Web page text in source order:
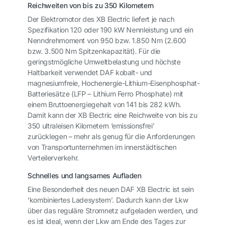
Reichweiten von bis zu 350 Kilometern
Der Elektromotor des XB Electric liefert je nach
Spezifikation 120 oder 190 kW Nennleistung und ein
Nenndrehmoment von 950 bzw. 1.850 Nm (2.600
bzw. 3.500 Nm Spitzenkapazität). Für die
geringstmögliche Umweltbelastung und höchste
Haltbarkeit verwendet DAF kobalt- und
magnesiumfreie, Hochenergie-Lithium-Eisenphosphat-
Batteriesätze (LFP – Lithium Ferro Phosphate) mit
einem Bruttoenergiegehalt von 141 bis 282 kWh.
Damit kann der XB Electric eine Reichweite von bis zu
350 ultraleisen Kilometern ‘emissionsfrei’
zurücklegen – mehr als genug für die Anforderungen
von Transportunternehmen im innerstädtischen
Verteilerverkehr.
Schnelles und langsames Aufladen
Eine Besonderheit des neuen DAF XB Electric ist sein
‘kombiniertes Ladesystem’. Dadurch kann der Lkw
über das reguläre Stromnetz aufgeladen werden, und
es ist ideal, wenn der Lkw am Ende des Tages zur